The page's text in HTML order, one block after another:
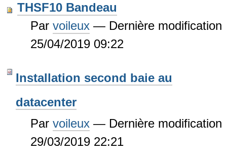
THSF10 Bandeau
Par voileux — Dernière modification
25/04/2019 09:22
Installation second baie au
datacenter
Par voileux — Dernière modification
29/03/2019 22:21